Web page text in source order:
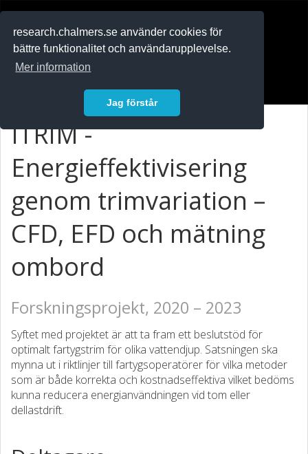
research.chalmers.se använder cookies för
bättre funktionalitet och användarupplevelse.
Mer information
Jag förstår
ITRIM -
Energieffektivisering
genom trimvariation –
CFD, EFD och mätning
ombord
Forskningsprojekt, 2020 – 2023
Syftet med projektet är att ta fram ett beslutstöd för
optimalt fartygstrim för olika vattendjup. Satsningen ska
mynna ut i riktlinjer till fartygsoperatörer för vilka metoder
som är både korrekta och kostnadseffektiva vilket bedöms
kunna reducera energianvändningen vid tom eller
dellastdrift.